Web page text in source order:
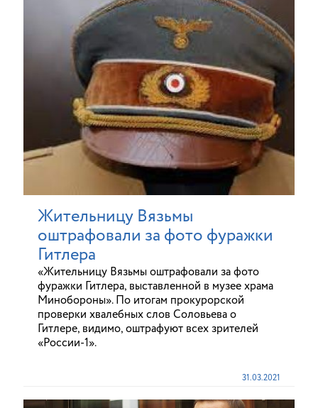
Жительницу Вязьмы
оштрафовали за фото фуражки
Гитлера
«Жительницу Вязьмы оштрафовали за фото
фуражки Гитлера, выставленной в музее храма
Минобороны». По итогам прокурорской
проверки хвалебных слов Соловьева о
Гитлере, видимо, оштрафуют всех зрителей
«России-1».
31.03.2021